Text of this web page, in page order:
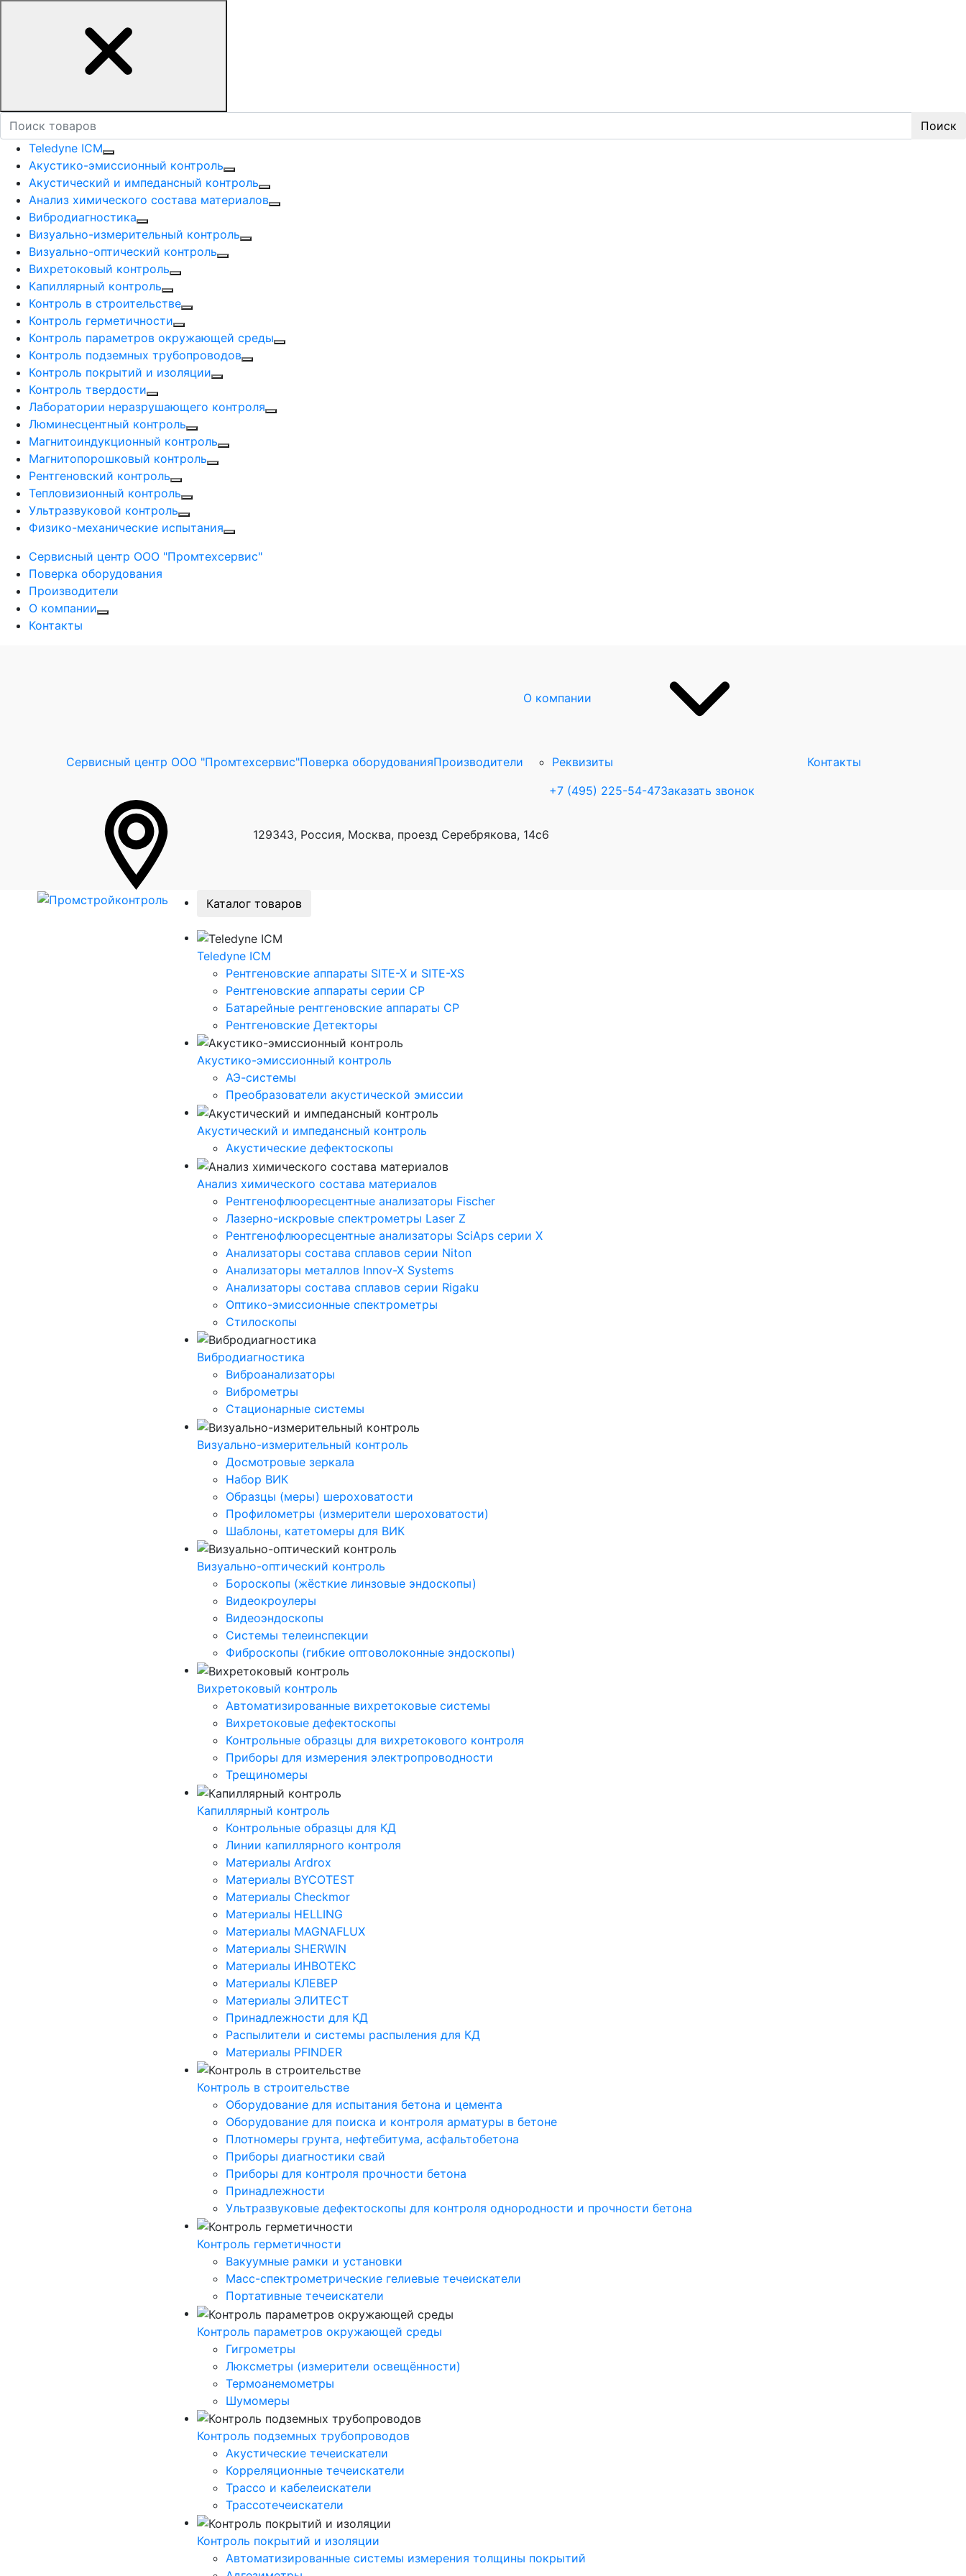
Поиск
Teledyne ICM
Акустико-эмисcионный контроль
Акустический и импедансный контроль
Анализ химического состава материалов
Вибродиагностика
Визуально-измерительный контроль
Визуально-оптический контроль
Вихретоковый контроль
Капиллярный контроль
Контроль в строительстве
Контроль герметичности
Контроль параметров окружающей среды
Контроль подземных трубопроводов
Контроль покрытий и изоляции
Контроль твердости
Лаборатории неразрушающего контроля
Люминесцентный контроль
Магнитоиндукционный контроль
Магнитопорошковый контроль
Рентгеновский контроль
Тепловизионный контроль
Ультразвуковой контроль
Физико-механические испытания
Сервисный центр ООО "Промтехсервис"
Поверка оборудования
Производители
О компании
Контакты
Сервисный центр ООО "Промтехсервис"Поверка оборудованияПроизводители
О компании
Реквизиты Контакты
129343, Россия, Москва, проезд Серебрякова, 14с6
+7 (495) 225-54-47Заказать звонок
Каталог товаров
Teledyne ICM
Рентгеновские аппараты SITE-X и SITE-XS
Рентгеновские аппараты серии CP
Батарейные рентгеновские аппараты CP
Рентгеновские Детекторы
Акустико-эмисcионный контроль
АЭ-системы
Преобразователи акустической эмиссии
Акустический и импедансный контроль
Акустические дефектоскопы
Анализ химического состава материалов
Рентгенофлюоресцентные анализаторы Fischer
Лазерно-искровые спектрометры Laser Z
Рентгенофлюоресцентные анализаторы SciAps серии Х
Анализаторы состава сплавов серии Niton
Анализаторы металлов Innov-X Systems
Анализаторы состава сплавов серии Rigaku
Оптико-эмиссионные спектрометры
Стилоскопы
Вибродиагностика
Виброанализаторы
Виброметры
Стационарные системы
Визуально-измерительный контроль
Досмотровые зеркала
Набор ВИК
Образцы (меры) шероховатости
Профилометры (измерители шероховатости)
Шаблоны, катетомеры для ВИК
Визуально-оптический контроль
Бороскопы (жёсткие линзовые эндоскопы)
Видеокроулеры
Видеоэндоскопы
Системы телеинспекции
Фиброскопы (гибкие оптоволоконные эндоскопы)
Вихретоковый контроль
Автоматизированные вихретоковые системы
Вихретоковые дефектоскопы
Контрольные образцы для вихретокового контроля
Приборы для измерения электропроводности
Трещиномеры
Капиллярный контроль
Контрольные образцы для КД
Линии капиллярного контроля
Материалы Ardrox
Материалы BYCOTEST
Материалы Checkmor
Материалы HELLING
Материалы MAGNAFLUX
Материалы SHERWIN
Материалы ИНВОТЕКС
Материалы КЛЕВЕР
Материалы ЭЛИТЕСТ
Принадлежности для КД
Распылители и системы распыления для КД
Материалы PFINDER
Контроль в строительстве
Оборудование для испытания бетона и цемента
Оборудование для поиска и контроля арматуры в бетоне
Плотномеры грунта, нефтебитума, асфальтобетона
Приборы диагностики свай
Приборы для контроля прочности бетона
Принадлежности
Ультразвуковые дефектоскопы для контроля однородности и прочности бетона
Контроль герметичности
Вакуумные рамки и установки
Масс-спектрометрические гелиевые течеискатели
Портативные течеискатели
Контроль параметров окружающей среды
Гигрометры
Люксметры (измерители освещённости)
Термоанемометры
Шумомеры
Контроль подземных трубопроводов
Акустические течеискатели
Корреляционные течеискатели
Трассо и кабелеискатели
Трассотечеискатели
Контроль покрытий и изоляции
Автоматизированные системы измерения толщины покрытий